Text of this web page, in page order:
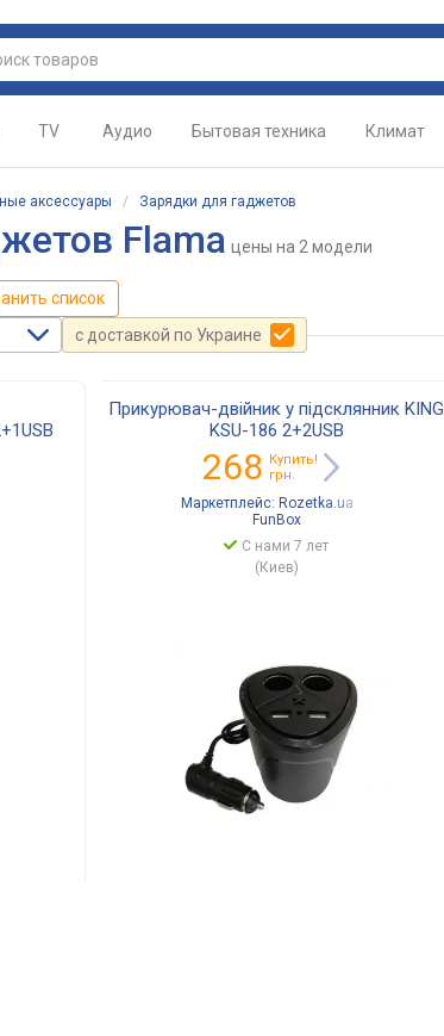
TV Аудио Бытовая техника Климат
аксессуары / Зарядки для гаджетов
Flama цены на 2 модели
список
с доставкой по Украине
Прикурювач-двійник у підсклянник KING
KSU-186 2+2USB
268 Купить!
грн.
Маркетплейс: Rozetka.ua
FunBox
С нами 7 лет
(Киев)